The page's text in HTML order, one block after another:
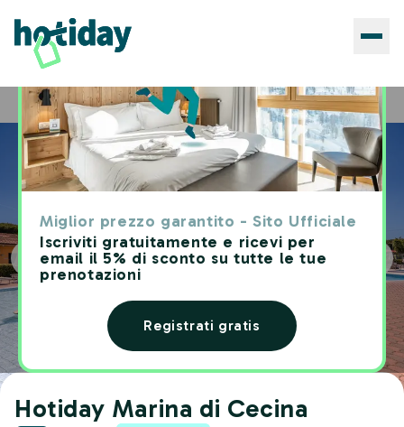
Miglior prezzo garantito - Sito Ufficiale
Iscriviti gratuitamente e ricevi per
email il 5% di sconto su tutte le tue
prenotazioni
Registrati gratis
Home Hotels Hotiday Marina di Cecina
Hotiday Marina di Cecina